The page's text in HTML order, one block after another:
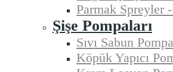
Parmak Spreyler
Şişe Pompaları
Sıvı Sabun
Köpük Yapıcı